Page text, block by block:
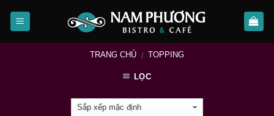
TRANG CHỦ / TOPPING
LỌC